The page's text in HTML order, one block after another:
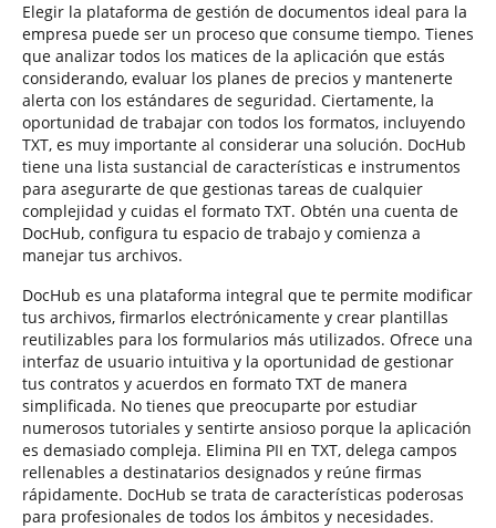
Elegir la plataforma de gestión de documentos ideal para la
empresa puede ser un proceso que consume tiempo. Tienes
que analizar todos los matices de la aplicación que estás
considerando, evaluar los planes de precios y mantenerte
alerta con los estándares de seguridad. Ciertamente, la
oportunidad de trabajar con todos los formatos, incluyendo
TXT, es muy importante al considerar una solución. DocHub
tiene una lista sustancial de características e instrumentos
para asegurarte de que gestionas tareas de cualquier
complejidad y cuidas el formato TXT. Obtén una cuenta de
DocHub, configura tu espacio de trabajo y comienza a
manejar tus archivos.
DocHub es una plataforma integral que te permite modificar
tus archivos, firmarlos electrónicamente y crear plantillas
reutilizables para los formularios más utilizados. Ofrece una
interfaz de usuario intuitiva y la oportunidad de gestionar
tus contratos y acuerdos en formato TXT de manera
simplificada. No tienes que preocuparte por estudiar
numerosos tutoriales y sentirte ansioso porque la aplicación
es demasiado compleja. Elimina PII en TXT, delega campos
rellenables a destinatarios designados y reúne firmas
rápidamente. DocHub se trata de características poderosas
para profesionales de todos los ámbitos y necesidades.